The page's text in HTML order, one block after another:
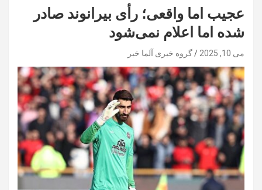
عجیب اما واقعی؛ رأی بیرانوند صادر
شده اما اعلام نمی‌شود
می 10, 2025 گروه خبری آلما خبر